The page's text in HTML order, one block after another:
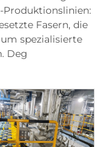
Produktionslinien:
Fasern, die
spezialisierte
Deg